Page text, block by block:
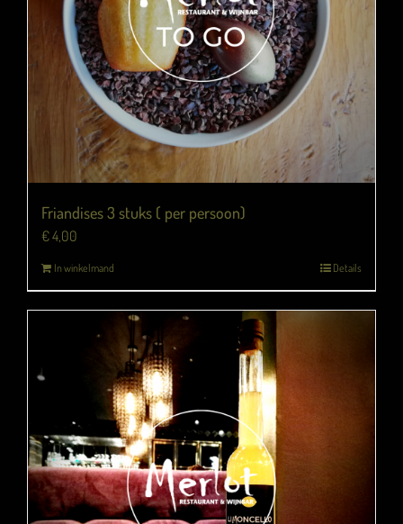
Friandises 3 stuks ( per persoon)
€4,00
In winkelmand Details